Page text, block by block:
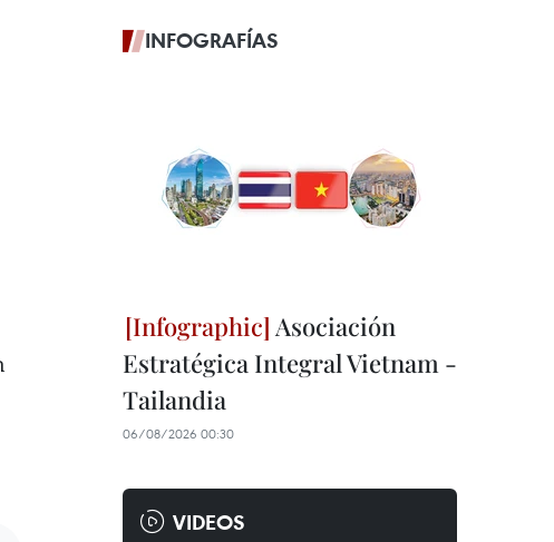
INFOGRAFÍAS
Asociación
Estratégica Integral Vietnam -
Tailandia
06/08/2026 00:30
VIDEOS